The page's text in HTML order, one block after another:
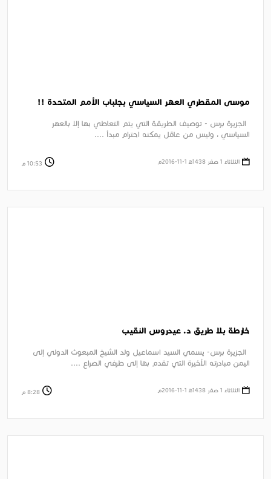
موسى المقطري العهر السياسي بجلباب الأمم المتحدة !!
الجزيرة برس - توصيف الطريقة التي يتم التعاطي بها إلا بالعهر
السياسي ، وليس من عاقل يمكنه احترام مبدأ ....
الثلاثاء 1 صفر 1438ﻫ 1-11-2016م 10:53 م
خارطة بلا طريق د. عيدروس النقيب
الجزيرة برس- يسمي السيد اسماعيل ولد الشيخ المبعوث الدولي إلى
اليمن مبادرته الأخيرة التي تقدم بها إلى طرفي الصراع ....
الثلاثاء 1 صفر 1438ﻫ 1-11-2016م 8:28 م